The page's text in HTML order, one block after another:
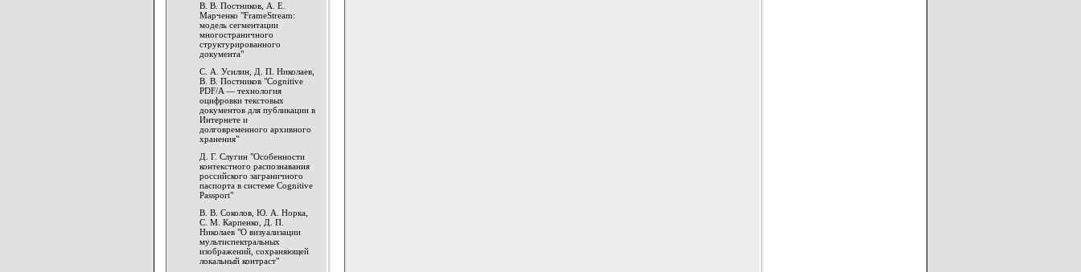
В. В. Постников, А. Е.
Марченко "FrameStream:
модель сегментации
многостраничного
структурированного
документа"
C. А. Усилин, Д. П. Николаев,
В. В. Постников "Cognitive
PDF/A — технология
оцифровки текстовых
документов для публикации в
Интернете и
долговременного архивного
хранения"
Д. Г. Слугин "Особенности
контекстного распознавания
российского заграничного
паспорта в системе Cognitive
Passport"
В. В. Соколов, Ю. А. Норка,
С. М. Карпенко, Д. П.
Николаев "О визуализации
мультиспектральных
изображений, сохраняющей
локальный контраст"